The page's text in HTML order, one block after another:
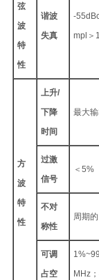
弦
波
特
性
谐波
失真
-
mpl＞
方
波
特
性
上升/
下降
时间
最大
过激
信号
＜5%
不对
称性
周期
可调
占空
MHz